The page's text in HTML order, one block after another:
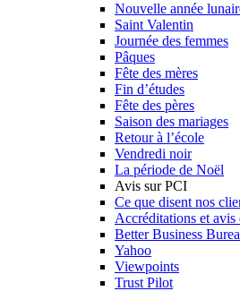
Nouvelle année
Saint Valentin
Journée des femmes
Pâques
Fête des mères
Fin d’études
Fête des pères
Saison des mariages
Retour à l’école
Vendredi noir
La période de Noël
Avis sur PCI
Ce que disent nos
Accréditations et avis
Better Business
Yahoo
Viewpoints
Trust Pilot